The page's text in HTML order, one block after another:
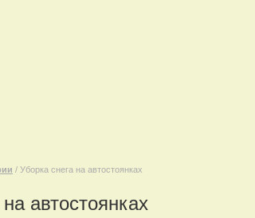
/ Уборка снега на автостоянках
автостоянках